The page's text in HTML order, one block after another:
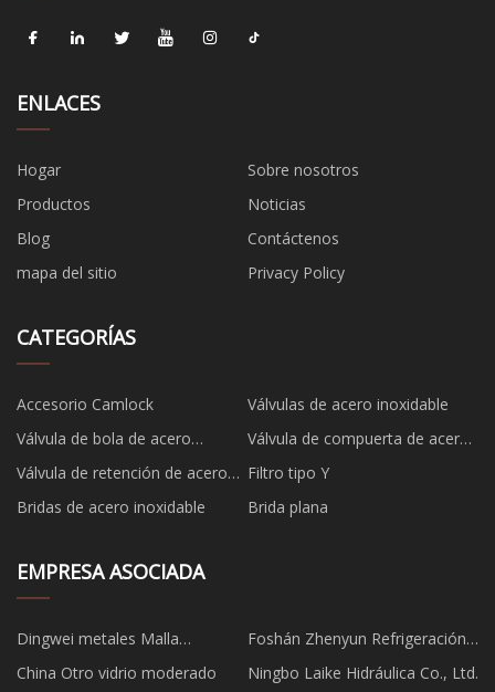
ENLACES
Hogar
Sobre nosotros
Productos
Noticias
Blog
Contáctenos
mapa del sitio
Privacy Policy
CATEGORÍAS
Accesorio Camlock
Válvulas de acero inoxidable
Válvula de bola de acero
inoxidable
Válvula de compuerta de acero
inoxidable
Válvula de retención de acero
inoxidable
Filtro tipo Y
Bridas de acero inoxidable
Brida plana
EMPRESA ASOCIADA
Dingwei metales Malla
Productos Co., Ltd
Foshán Zhenyun Refrigeración
Tecnología compañía, Limitado
China Otro vidrio moderado Ningbo Laike Hidráulica Co., Ltd.